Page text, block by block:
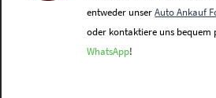
entweder unserAuto Ankauf
oder kontaktiere uns bequem
WhatsApp!